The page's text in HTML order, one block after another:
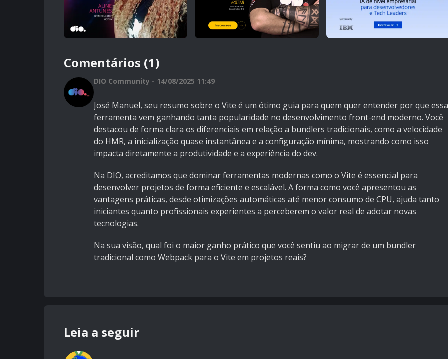
Comentários (1)
DIO Community - 14/08/2025 11:49
José Manuel, seu resumo sobre o Vite é um ótimo guia para quem quer entender por que essa
ferramenta vem ganhando tanta popularidade no desenvolvimento front-end moderno. Você
destacou de forma clara os diferenciais em relação a bundlers tradicionais, como a velocidade
do HMR, a inicialização quase instantânea e a configuração mínima, mostrando como isso
impacta diretamente a produtividade e a experiência do dev.
Na DIO, acreditamos que dominar ferramentas modernas como o Vite é essencial para
desenvolver projetos de forma eficiente e escalável. A forma como você apresentou as
vantagens práticas, desde otimizações automáticas até menor consumo de CPU, ajuda tanto
iniciantes quanto profissionais experientes a perceberem o valor real de adotar novas
tecnologias.
Na sua visão, qual foi o maior ganho prático que você sentiu ao migrar de um bundler
tradicional como Webpack para o Vite em projetos reais?
Leia a seguir